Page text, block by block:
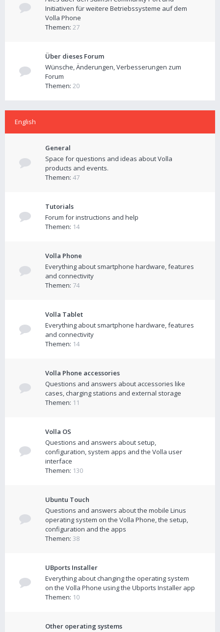
Initiativen für weitere Betriebssysteme auf dem
Volla Phone
Themen: 27
Über dieses Forum
Wünsche, Änderungen, Verbesserungen zum
Forum
Themen: 20
English
General
Space for questions and ideas about Volla
products and events.
Themen: 47
Tutorials
Forum for instructions and help
Themen: 14
Volla Phone
Everything about smartphone hardware, features
and connectivity
Themen: 74
Volla Tablet
Everything about smartphone hardware, features
and connectivity
Themen: 14
Volla Phone accessories
Questions and answers about accessories like
cases, charging stations and external storage
Themen: 11
Volla OS
Questions and answers about setup,
configuration, system apps and the Volla user
interface
Themen: 130
Ubuntu Touch
Questions and answers about the mobile Linus
operating system on the Volla Phone, the setup,
configuration and the apps
Themen: 38
UBports Installer
Everything about changing the operating system
on the Volla Phone using the Ubports Installer app
Themen: 10
Other operating systems